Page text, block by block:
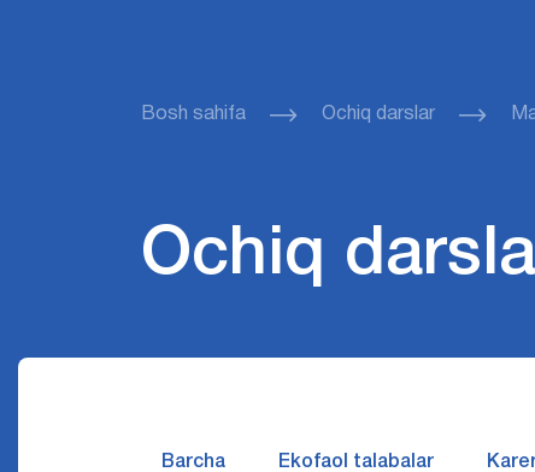
Bosh sahifa Ochiq darslar
Ochiq
Barcha Ekofaol talabalar